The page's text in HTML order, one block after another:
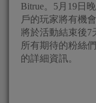
Bitrue。5月19日
戶的玩家將有機
將於活動結束後7
所有期待的粉絲
的詳細資訊。